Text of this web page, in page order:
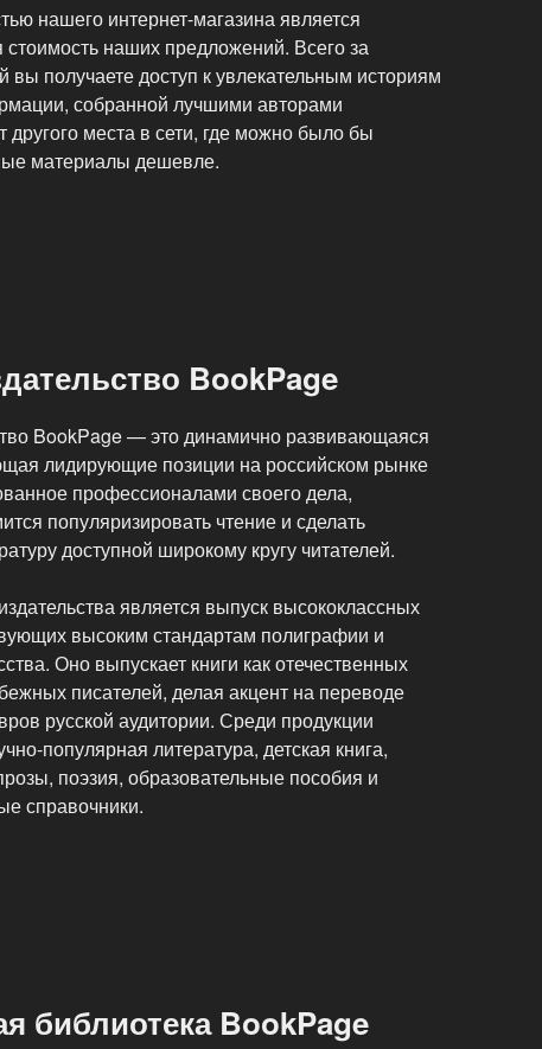
нашего интернет-магазина является
стоимость наших предложений. Всего за
вы получаете доступ к увлекательным историям
собранной лучшими авторами
другого места в сети, где можно было бы
материалы дешевле.
BookPage
BookPage — это динамично развивающаяся
лидирующие позиции на российском рынке
профессионалами своего дела,
популяризировать чтение и сделать
доступной широкому кругу читателей.
является выпуск высококлассных
высоким стандартам полиграфии и
Оно выпускает книги как отечественных
писателей, делая акцент на переводе
русской аудитории. Среди продукции
популярная литература, детская книга,
поэзия, образовательные пособия и
справочники.
библиотека BookPage